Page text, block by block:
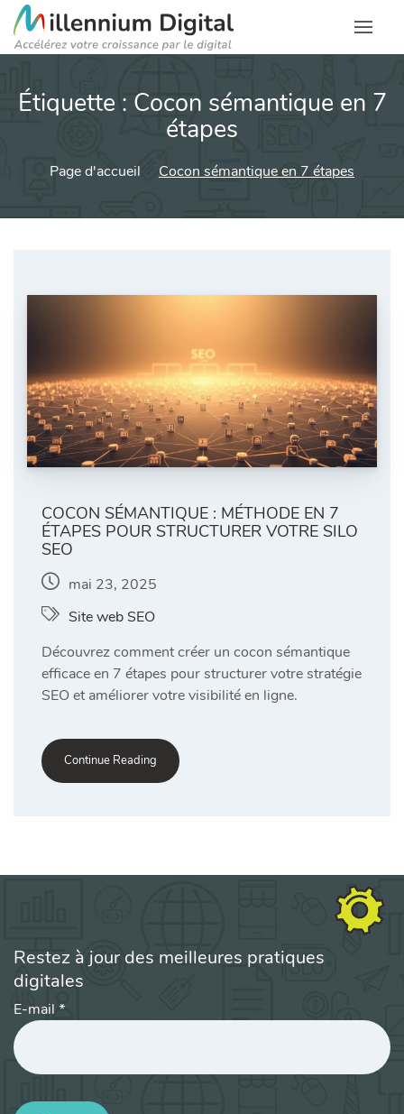
Étiquette : Cocon sémantique en 7
étapes
Page d'accueil Cocon sémantique en 7 étapes
COCON SÉMANTIQUE : MÉTHODE EN 7
ÉTAPES POUR STRUCTURER VOTRE SILO
SEO
mai 23, 2025
Site web SEO
Découvrez comment créer un cocon sémantique
efficace en 7 étapes pour structurer votre stratégie
SEO et améliorer votre visibilité en ligne.
Continue Reading
Restez à jour des meilleures pratiques
digitales
E-mail *